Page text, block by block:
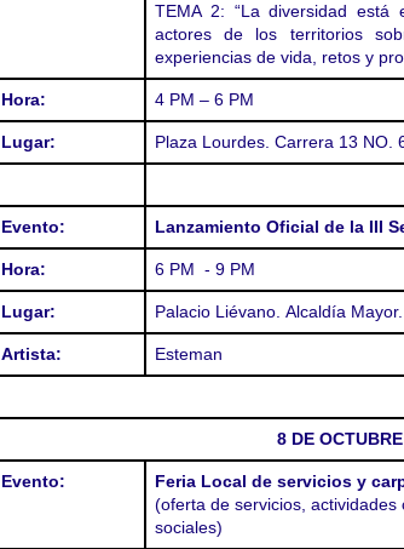
TEMA 2: “La diversidad está
actores de los territorios
experiencias de vida, retos y
Hora: 4 PM – 6 PM
Lugar: Plaza Lourdes. Carrera 13 NO.
Evento: Lanzamiento Oficial de la III
Hora: 6 PM - 9 PM
Lugar: Palacio Liévano. Alcaldía
Artista: Esteman
8 DE OCTUBRE
Evento:
Feria Local de servicios y
(oferta de servicios,
sociales)